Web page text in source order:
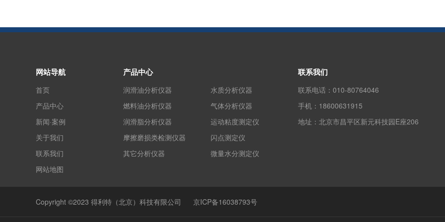
网站导航
首页
产品中心
新闻·案例
关于我们
联系我们
网站地图
产品中心
润滑油分析仪器
燃料油分析仪器
润滑脂分析仪器
摩擦磨损类检测仪器
其它分析仪器
水质分析仪器
气体分析仪器
运动粘度测定仪
闪点测定仪
微量水分测定仪
联系我们
联系电话： 010-80764046
手机： 18600631915
地址： 北京市昌平区新元科技园E座206
Copyright ©2023 得利特（北京）科技有限公司 京ICP备16038793号